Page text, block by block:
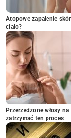
Atopowe zapalenie
ciało?
Przerzedzone włosy
zatrzymać ten proces